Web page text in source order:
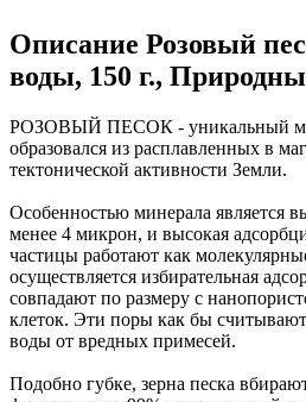
Описание Розовый
воды, 150 г.,
РОЗОВЫЙ ПЕСОК - уникальный
образовался из расплавленных в
тектонической активности Земли.
Особенностью минерала является
менее 4 микрон, и высокая
частицы работают как
осуществляется избирательная
совпадают по размеру с
клеток. Эти поры как бы
воды от вредных примесей.
Подобно губке, зерна песка